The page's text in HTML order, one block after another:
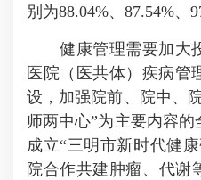
别为88.04%、87.54%、
健康管理需要加大
医院（医共体）疾病管
设，加强院前、院中、
师两中心”为主要内容
成立“三明市新时代健
院合作共建肿瘤、代谢